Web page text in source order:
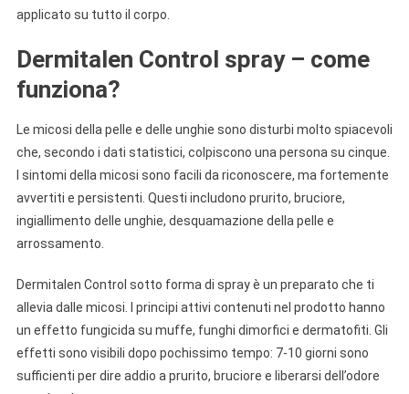
applicato su tutto il corpo.
Dermitalen Control spray – come
funziona?
Le micosi della pelle e delle unghie sono disturbi molto spiacevoli
che, secondo i dati statistici, colpiscono una persona su cinque.
I sintomi della micosi sono facili da riconoscere, ma fortemente
avvertiti e persistenti. Questi includono prurito, bruciore,
ingiallimento delle unghie, desquamazione della pelle e
arrossamento.
Dermitalen Control sotto forma di spray è un preparato che ti
allevia dalle micosi. I principi attivi contenuti nel prodotto hanno
un effetto fungicida su muffe, funghi dimorfici e dermatofiti. Gli
effetti sono visibili dopo pochissimo tempo: 7-10 giorni sono
sufficienti per dire addio a prurito, bruciore e liberarsi dell’odore